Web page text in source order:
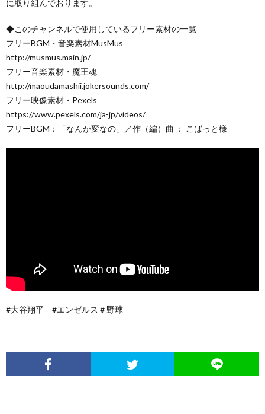
に取り組んでおります。
◆このチャンネルで使用しているフリー素材の一覧
フリーBGM・音楽素材MusMus
http://musmus.main.jp/
フリー音楽素材・魔王魂
http://maoudamashii.jokersounds.com/
フリー映像素材・Pexels
https://www.pexels.com/ja-jp/videos/
フリーBGM：「なんか変なの」／作（編）曲 ： こばっと様
#大谷翔平 #エンゼルス＃野球